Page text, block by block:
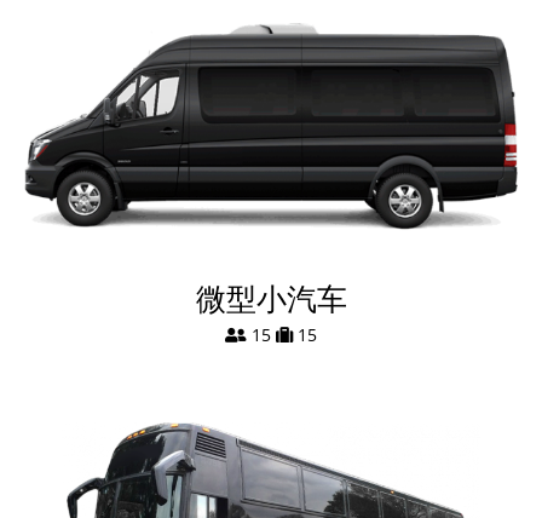
微型小汽车
15 15